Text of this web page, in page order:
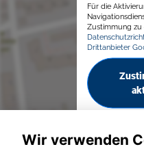
Für die
Zustimmung zu
Drittanbieter
Wir verwenden